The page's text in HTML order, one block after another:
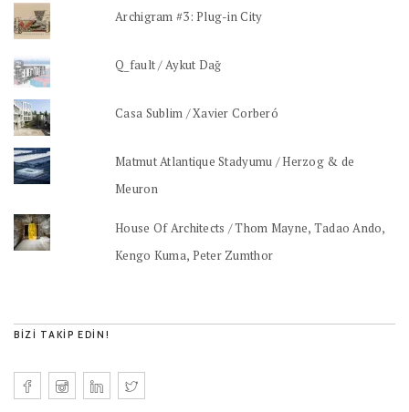
Archigram #3: Plug-in City
Q_fault / Aykut Dağ
Casa Sublim / Xavier Corberó
Matmut Atlantique Stadyumu / Herzog & de
Meuron
House Of Architects / Thom Mayne, Tadao Ando,
Kengo Kuma, Peter Zumthor
BIZI TAKIP EDIN!